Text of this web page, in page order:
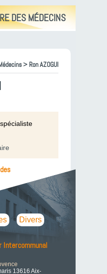
DES MÉDECINS
> Ron AZOGUI
Divers
Intercommunal
13616 Aix-